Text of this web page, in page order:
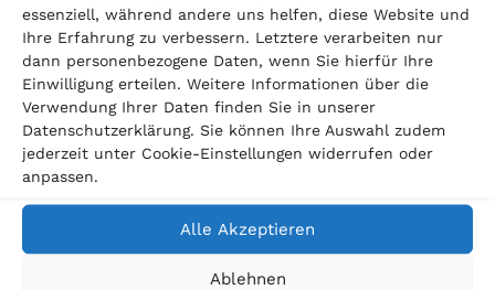
essenziell, während andere uns helfen, diese Website und
Ihre Erfahrung zu verbessern. Letztere verarbeiten nur
dann personenbezogene Daten, wenn Sie hierfür Ihre
Einwilligung erteilen. Weitere Informationen über die
Verwendung Ihrer Daten finden Sie in unserer
Datenschutzerklärung. Sie können Ihre Auswahl zudem
jederzeit unter Cookie-Einstellungen widerrufen oder
anpassen.
Alle Akzeptieren
Ablehnen
Gute Chancen für geschädigte Daimler-Kunden
»Die Chancen für Mercedes-Benz-Dieselfahrer,
Schadensersatzansprüche im Dieselskandal
durchzusetzen, sind deutlich gestiegen«, sagt
Rechtsanwalt Dreschhoff. »Deshalb sollten Daimler-
Dieselfahrer unbedingt prüfen lassen, ob ihr Fahrzeug
von den Abgasmanipulationen betroffen ist. Viele